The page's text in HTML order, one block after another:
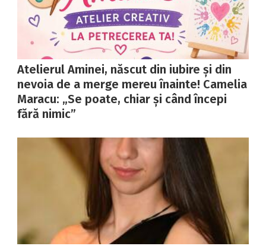
Atelierul Aminei, născut din iubire și din
nevoia de a merge mereu înainte! Camelia
Maracu: „Se poate, chiar și când începi
fără nimic”